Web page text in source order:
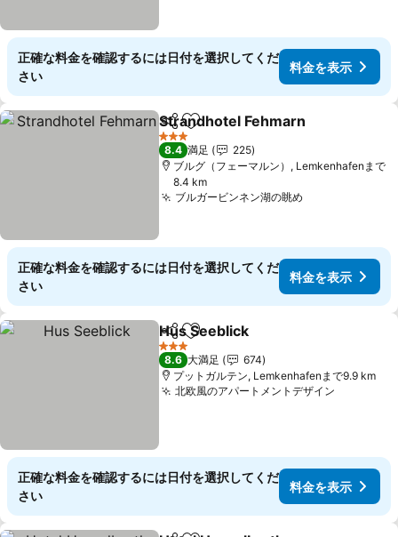
正確な料金を確認するには日付を選択してくだ
さい
料金を表示
シェアお気に入りに追加
Strandhotel Fehmarn
3 ホテルのランク
8.4 満足
225
ブルグ（フェーマルン）, Lemkenhafenまで
8.4 km
ブルガービンネン湖の眺め
正確な料金を確認するには日付を選択してくだ
さい
料金を表示
シェアお気に入りに追加
Hus Seeblick
3 ホテルのランク
8.6 大満足
674
プットガルテン, Lemkenhafenまで9.9 km
北欧風のアパートメントデザイン
正確な料金を確認するには日付を選択してくだ
さい
料金を表示